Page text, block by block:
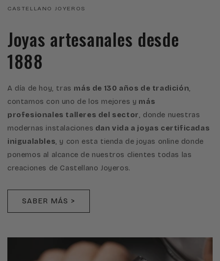
CASTELLANO JOYEROS
Joyas artesanales desde
1888
A día de hoy, tras más de 130 años de tradición,
contamos con uno de los mejores y más
profesionales talleres del sector, donde nuestras
modernas instalaciones dan vida a joyas certificadas
inigualables, y con esta tienda de joyas online donde
ponemos al alcance de nuestros clientes todas las
creaciones de Castellano Joyeros.
SABER MÁS >